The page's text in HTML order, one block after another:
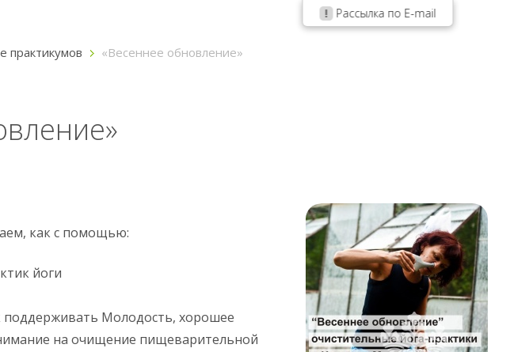
Рассылка по E-mail
практикумов «Весеннее обновление»
как с помощью:
йоги
Молодость, хорошее
на очищение пищеварительной